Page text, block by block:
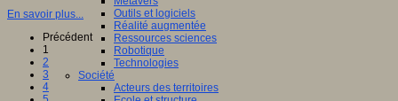
Outils et logiciels
Réalité augmentée
Ressources sciences
Robotique
Technologies
Société
Acteurs des territoires
En savoir plus...
Précédent
1
2
3
4